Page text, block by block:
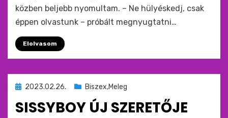
közben beljebb nyomultam. – Ne hülyéskedj, csak
éppen olvastunk – próbált megnyugtatni…
Elolvasom
Beküldve
:
2023.02.26. Biszex,Meleg
SISSYBOY ÚJ SZERETŐJE